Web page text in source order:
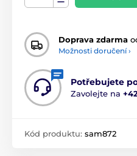
Doprava zdarma
Možnosti doručení ›
Potřebujete
Zavolejte na
Kód produktu: sam872